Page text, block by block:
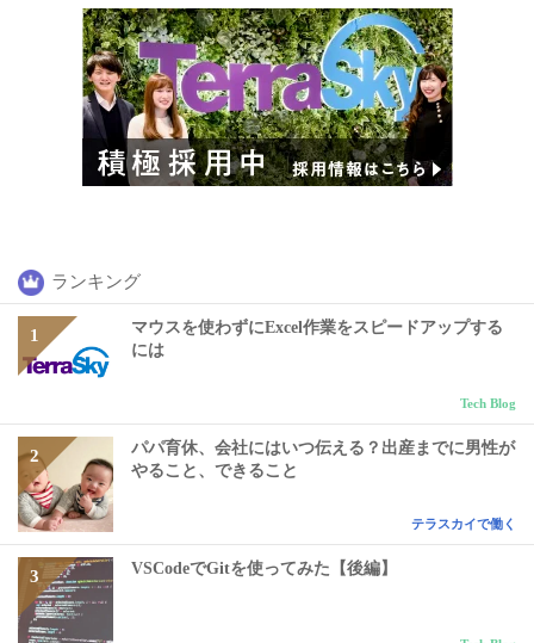
ランキング
マウスを使わずにExcel作業をスピードアップする
には
Tech Blog
パパ育休、会社にはいつ伝える？出産までに男性が
やること、できること
テラスカイで働く
VSCodeでGitを使ってみた【後編】